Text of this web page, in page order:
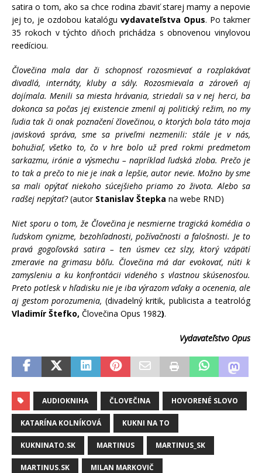
satira o tom, ako sa chce rodina zbaviť starej mamy a nepovie
jej to, je ozdobou katalógu vydavateľstva Opus. Po takmer
35 rokoch v týchto dňoch prichádza s obnovenou vinylovou
reedíciou.
Človečina mala dar či schopnosť rozosmievať a rozplakávať
divadlá, internáty, kluby a sály. Rozosmievala a zároveň aj
dojímala. Menili sa miesta hrávania, striedali sa v nej herci, ba
dokonca sa počas jej existencie zmenil aj politický režim, no my
ľudia tak či onak poznačení človečinou, o ktorých bola táto moja
javisková správa, sme sa priveľmi nezmenili: stále je v nás,
bohužiaľ, všetko to, čo v hre bolo už pred rokmi predmetom
sarkazmu, irónie a výsmechu – napríklad ľudská zloba. Prečo je
to tak a prečo to nie je inak a lepšie, autor nevie. Možno by sme
sa mali opýtať niekoho súcejšieho priamo zo života. Alebo sa
radšej nepýtať?(autor Stanislav Štepka na webe RND)
Niet sporu o tom, že Človečina je nesmierne tragická komédia o
ľudskom cynizme, bezohľadnosti, požívačnosti a falošnosti. Je to
pravá gogoľovská satira – ten úsmev cez slzy, ktorý vzápätí
zmeravie na grimasu bôľu. Človečina má dar evokovať, núti k
zamysleniu a ku konfrontácii videného s vlastnou skúsenosťou.
Preto potlesk v hľadisku nie je iba výrazom vďaky a ocenenia, ale
aj gestom porozumenia, (divadelný kritik, publicista a teatrológ
Vladimír Štefko, Človečina Opus 1982).
Vydavateľstvo Opus
AUDIOKNIHA ČLOVEČINA HOVORENÉ SLOVO
KATARÍNA KOLNÍKOVÁ KUKNI NA TO
KUKNINATO.SK MARTINUS MARTINUS_SK
MARTINUS.SK MILAN MARKOVIČ